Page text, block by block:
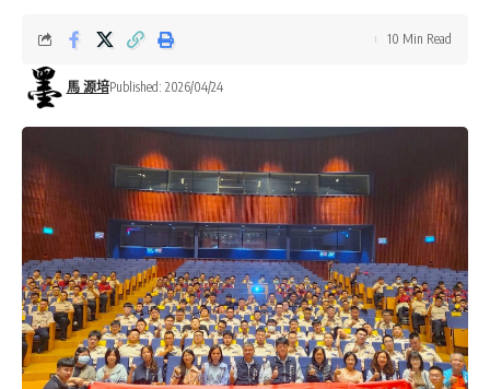
馬 源培Published: 2026/04/24
10 Min Read